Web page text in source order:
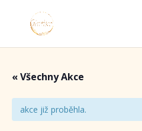
« Všechny Akce
akce již proběhla.